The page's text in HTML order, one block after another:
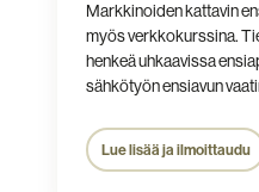
Markkinoiden kattavin
myös verkkokurssina.
henkeä uhkaavissa
sähkötyön ensiavun
Lue lisää ja ilmoittaudu